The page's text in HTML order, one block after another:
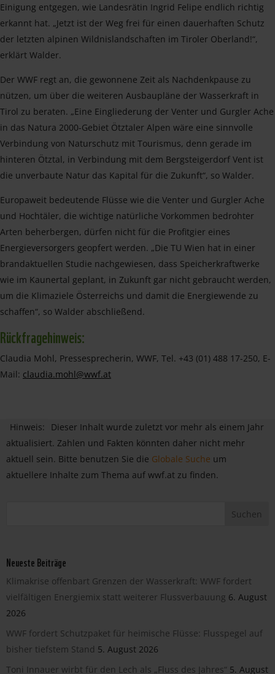
Einigung entgegen, wie Landesrätin Ingrid Felipe endlich richtig
erkannt hat. „Jetzt ist der Weg frei für einen dauerhaften Schutz
der letzten alpinen Wildnislandschaften im Tiroler Oberland!“,
erklärt Walder.
Der WWF regt an, die gewonnene Zeit als Nachdenkpause zu
nützen, um über die weiteren Ausbaupläne der Wasserkraft in
Tirol zu beraten. „Eine Eingliederung der Venter und Gurgler Ache
in das Natura 2000-Gebiet Ötztaler Alpen wäre eine sinnvolle
Verbindung von Naturschutz mit Tourismus, denn gerade im
hinteren Ötztal, in Verbindung mit dem Bergsteigerdorf Vent ist
die unverbaute Natur das Kapital für die Zukunft“, so Walder.
Europaweit bedeutende Flüsse wie die Venter und Gurgler Ache
und Hochtäler, die wichtige natürliche Vorkommen bedrohter
Arten beherbergen, dürfen nicht für die Profitgier eines
Energieversorgers geopfert werden. „Die TU Wien hat in einer
brandaktuellen Studie nachgewiesen, dass Speicherkraftwerke
wie im Kaunertal geplant, in Zukunft gar nicht gebraucht werden,
um die Klimaziele Österreichs und damit die Energiewende zu
schaffen“, so Walder abschließend.
Rückfragehinweis:
Claudia Mohl, Pressesprecherin, WWF, Tel. +43 (01) 488 17-250, E-
Mail: claudia.mohl@wwf.at
Hinweis:
Dieser Inhalt wurde zuletzt vor mehr als einem Jahr
aktualisiert. Zahlen und Fakten könnten daher nicht mehr
aktuell sein. Bitte benutzen Sie die Globale Suche um
aktuellere Inhalte zum Thema auf wwf.at zu finden.
Neueste Beiträge
Klimakrise offenbart Grenzen der Wasserkraft: WWF fordert
vielfältigen Energiemix statt weiterer Flussverbauung 6. August
2026
WWF fordert Schutzpaket für heimische Flüsse: Flusspegel auf
bisher tiefstem Stand 5. August 2026
Toni Innauer wirbt für den Lech als „Fluss des Jahres“ 5. August